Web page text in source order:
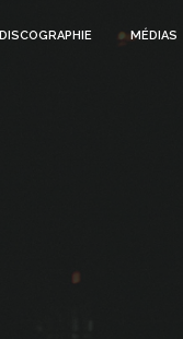
DISCOGRAPHIE MÉDIAS